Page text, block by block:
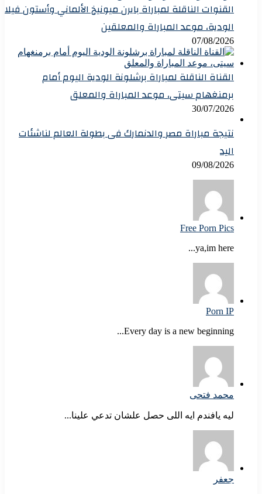
القنوات الناقلة لمباراة بايرن ميونيخ الألماني وأستون فيلا
الودية، موعد المباراة والمعلقين
07/08/2026
القناة الناقلة لمباراة برشلونة الودية اليوم أمام
برمنغهام سيتى، موعد المباراة والمعلق
30/07/2026
نتيجة مباراة مصر والدنمارك فى بطولة العالم لناشئات
اليد
09/08/2026
Free Porn Pics
ya,im here...
Porn IP
Every day is a new beginning...
محمد فتحى
ليه يافندم ايه اللى حصل علشان تدعي علينا...
جعفر